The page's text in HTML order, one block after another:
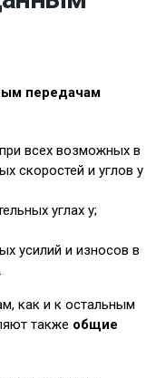
передачам
всех возможных в
скоростей и углов у
углах у;
усилий и износов в
как и к остальным
также общие